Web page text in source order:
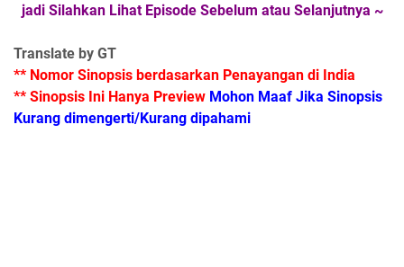
jadi Silahkan Lihat Episode Sebelum atau Selanjutnya ~
Translate by GT
** Nomor Sinopsis berdasarkan Penayangan di India
** Sinopsis Ini Hanya Preview Mohon Maaf Jika Sinopsis
Kurang dimengerti/Kurang dipahami